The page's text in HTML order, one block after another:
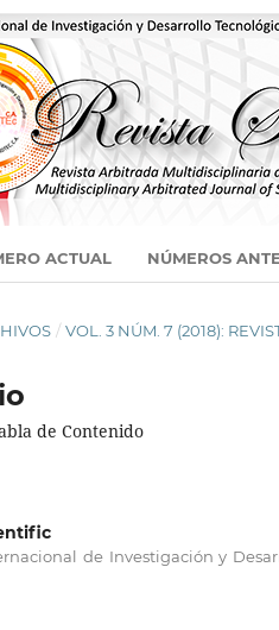
ACTUAL NÚMEROS
/ VOL. 3 NÚM. 7 (2018):
de Contenido
de Investigación y